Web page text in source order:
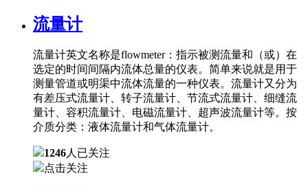
流量计
流量计英文名称是flowmeter：指示被测流量和（或）在
选定的时间间隔内流体总量的仪表。简单来说就是用于
测量管道或明渠中流体流量的一种仪表。流量计又分为
有差压式流量计、转子流量计、节流式流量计、细缝流
量计、容积流量计、电磁流量计、超声波流量计等。按
介质分类：液体流量计和气体流量计。
1246人已关注
点击关注